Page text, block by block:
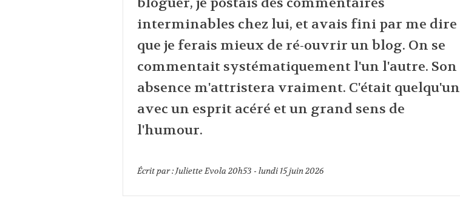
interminables chez lui, et avais fini par me dire
que je ferais mieux de ré-ouvrir un blog. On se
commentait systématiquement l'un l'autre. Son
absence m'attristera vraiment. C'était quelqu'un
avec un esprit acéré et un grand sens de
l'humour.
Écrit par :Juliette Evola 20h53 - lundi 15juin 2026